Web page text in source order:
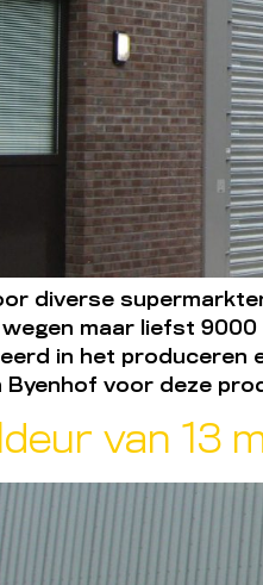
diverse
wegen maar liefst
in het produceren
Byenhof voor deze
van 13